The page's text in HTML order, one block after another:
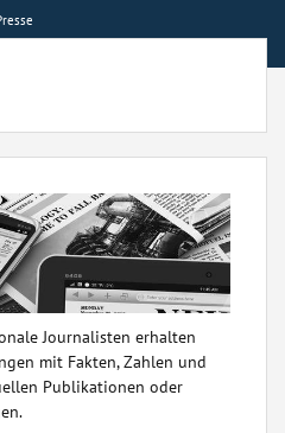
Journalisten erhalten
mit Fakten, Zahlen und
Publikationen oder